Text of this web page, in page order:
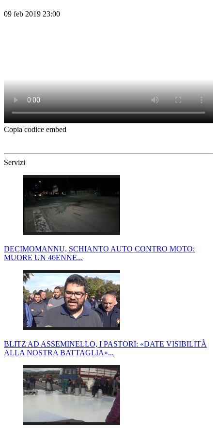
09 feb 2019 23:00
Copia codice embed
Servizi
DECIMOMANNU, SCHIANTO AUTO CONTRO MOTO:
MUORE UN 46ENNE...
BLITZ AD ASSEMINELLO, I PASTORI: «DATE VISIBILITÀ
ALLA NOSTRA BATTAGLIA»...